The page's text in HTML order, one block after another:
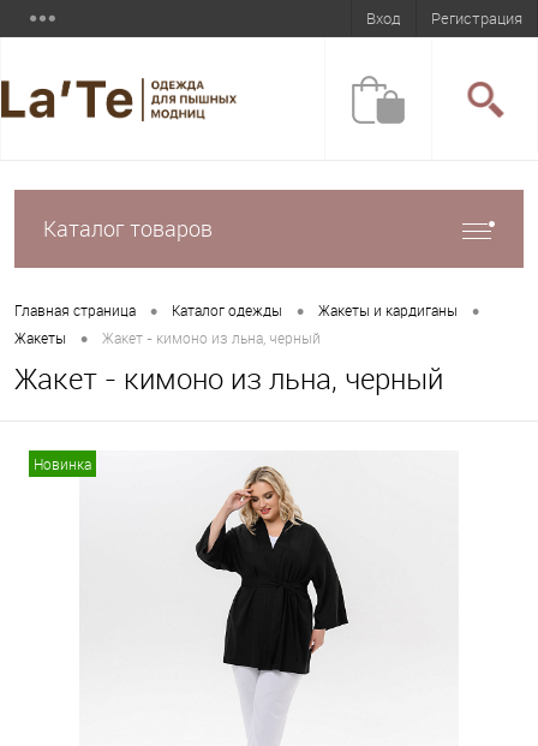
Вход Регистрация
Каталог товаров
Главная страница • Каталог одежды • Жакеты и кардиганы •
Жакеты • Жакет - кимоно из льна, черный
Жакет - кимоно из льна, черный
Новинка